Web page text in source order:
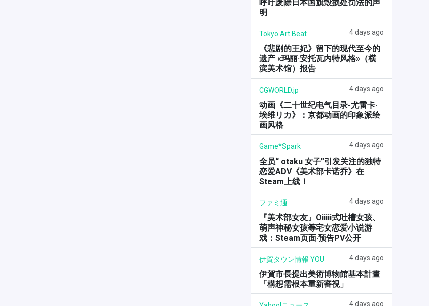
呼吁废除日本国旗毁损处罚法的声
明
Tokyo Art Beat 4 days ago
《悲剧的王妃》留下的现代至今的
遗产 «玛丽·安托瓦内特风格»（横
滨美术馆）报告
CGWORLD.jp 4 days ago
动画《二十世纪电气目录-尤雷卡·
埃维リカ》：京都动画的印象派绘
画风格
Game*Spark 4 days ago
全员“ otaku 女子”引发关注的独特
恋爱ADV《美术部卡诺乔》在
Steam上线！
ファミ通 4 days ago
『美术部女友』Oiiiii式吐槽女孩、
萌声神秘女孩等宅女恋爱小说游
戏：Steam页面·预告PV公开
伊賀タウン情報 YOU 4 days ago
伊賀市長提出美術博物館基本計畫
「構想需根本重新審視」
4 days ago